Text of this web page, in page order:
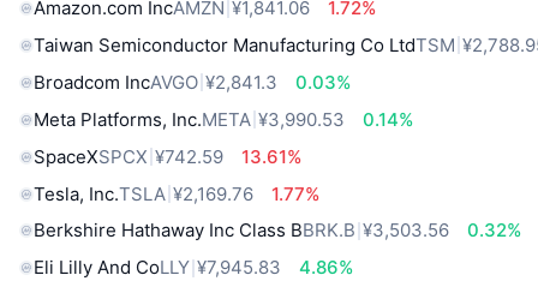
Amazon.com IncAMZN ¥1,841.06
1.72%
Taiwan Semiconductor Manufacturing Co LtdTSM
Broadcom IncAVGO ¥2,841.3
0.03%
Meta Platforms, Inc.META ¥3,990.53
0.14%
SpaceXSPCX ¥742.59
13.61%
Tesla, Inc.TSLA ¥2,169.76
1.77%
Berkshire Hathaway Inc Class BBRK.B ¥3,503.56
0.32%
Eli Lilly And CoLLY ¥7,945.83
4.86%